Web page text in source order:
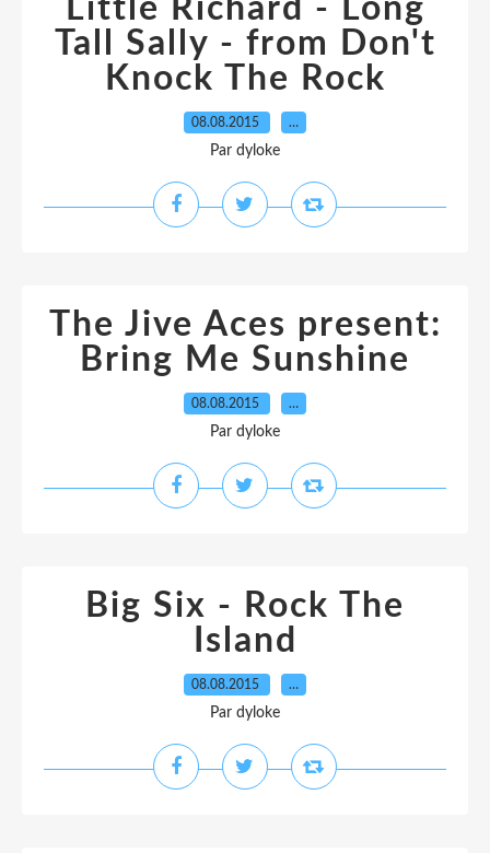
Little Richard - Long
Tall Sally - from Don't
Knock The Rock
08.08.2015 …
Par dyloke
The Jive Aces present:
Bring Me Sunshine
08.08.2015 …
Par dyloke
Big Six - Rock The
Island
08.08.2015 …
Par dyloke